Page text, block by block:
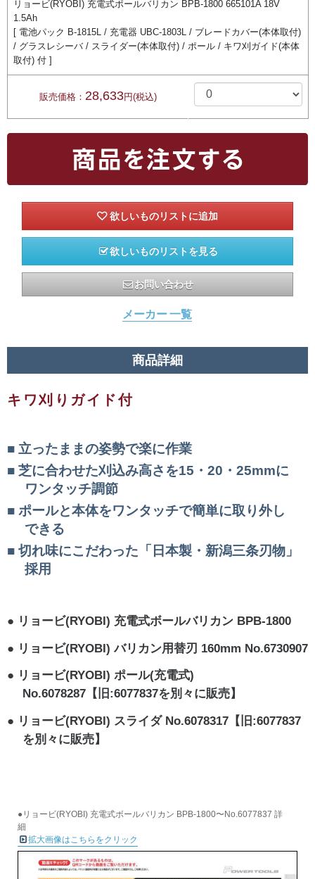
リョービ(RYOBI) 充電式ポールバリカン BPB-1800 665101A 18V
1.5Ah
[ 電池パック B-1815L / 充電器 UBC-1803L / ブレードカバー(本体取付)
/ グラスレシーバ / スライダー(本体取付) / ポール / キワ刈ガイド(本体
取付) 付 ]
販売価格： 28,633円(税込)
欲しいものリストを見る
お問い合わせ
メーカー 一覧
商品詳細
キワ刈りガイド付
立ったままの姿勢で楽に作業
芝に合わせた刈込み高さを15・20・25mmに
ワンタッチ調節
ポールと本体をワンタッチで簡単に取り外し
できる
切れ味にこだわった「日本製・新潟三条刃物」
採用
リョービ(RYOBI) 充電式ボールバリカン BPB-1800
リョービ(RYOBI) バリカン用替刃 160mm No.6730907
リョービ(RYOBI) ポール(充電式)
No.6078287【旧:6077837を別々に販売】
リョービ(RYOBI) スライダ No.6078317【旧:6077837
を別々に販売】
●リョービ(RYOBI) 充電式ボールバリカン BPB-1800〜No.6077837 詳
細
拡大画像はこちらをクリック